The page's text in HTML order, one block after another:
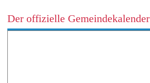
Der offizielle Gemeindekalender